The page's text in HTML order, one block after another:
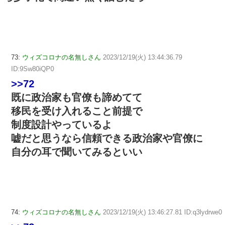
73: ウィズコロナの名無しさん 2023/12/19(火) 13:44:36.79
ID:9Sw80iQP0
>>72
既に政治家も官僚も諦めてて
移民を受け入れること前提で
制度設計やっているよ
嘘だと思うなら信頼できる政治家や官僚に
自分の耳で聞いてみるといい
74: ウィズコロナの名無しさん 2023/12/19(火) 13:46:27.81 ID:q3lydrwe0